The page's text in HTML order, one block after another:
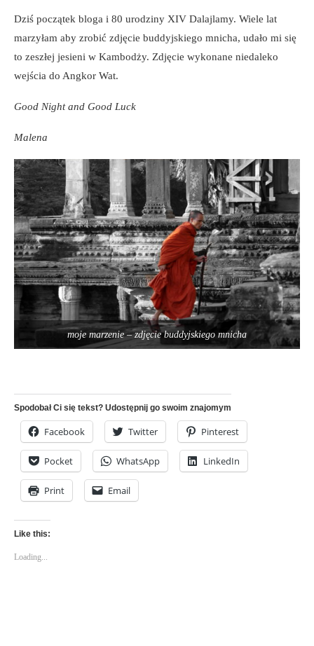
Dziś początek bloga i 80 urodziny XIV Dalajlamy. Wiele lat
marzyłam aby zrobić zdjęcie buddyjskiego mnicha, udało mi się
to zeszłej jesieni w Kambodży. Zdjęcie wykonane niedaleko
wejścia do Angkor Wat.
Good Night and Good Luck
Malena
moje marzenie – zdjęcie buddyjskiego mnicha
Spodobał Ci się tekst? Udostępnij go swoim znajomym
Facebook Twitter Pinterest
Pocket WhatsApp LinkedIn
Print Email
Like this:
Loading...